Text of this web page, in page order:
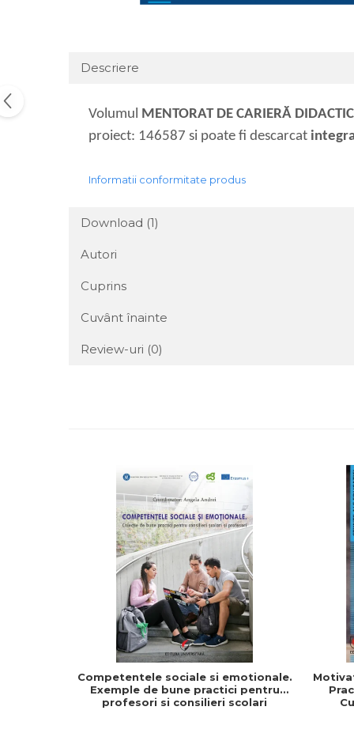
Descriere
Volumul MENTORAT DE CARIERĂ
proiect: 146587 si poate fi descarcat
Informatii conformitate produs
Download (1)
Autori
Cuprins
Cuvânt înainte
Review-uri (0)
Competentele sociale si emotionale.
Exemple de bune practici pentru
profesori si consilieri scolari